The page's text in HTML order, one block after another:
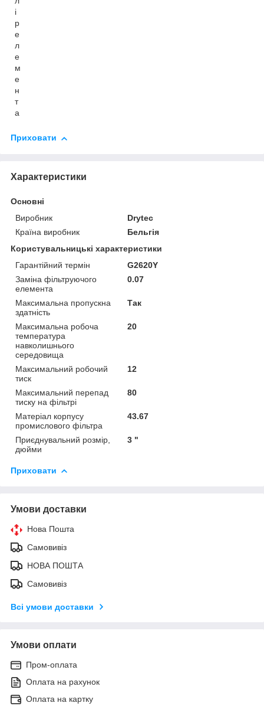
і
р
е
л
е
м
е
н
т
а
Приховати
Характеристики
Основні
Виробник
Drytec
Країна виробник
Бельгія
Користувальницькі характеристики
Гарантійний термін
G2620Y
Заміна фільтруючого
елемента
0.07
Максимальна пропускна
здатність
Так
Максимальна робоча
температура
навколишнього
середовища
20
Максимальний робочий
тиск
12
Максимальний перепад
тиску на фільтрі
80
Матеріал корпусу
промислового фільтра
43.67
Приєднувальний розмір,
дюйми
3 "
Приховати
Умови доставки
Нова Пошта
Самовивіз
НОВА ПОШТА
Самовивіз
Всі умови доставки
Умови оплати
Пром-оплата
Оплата на рахунок
Оплата на картку